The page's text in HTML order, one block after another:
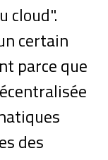
cloud".
certain
parce que
des